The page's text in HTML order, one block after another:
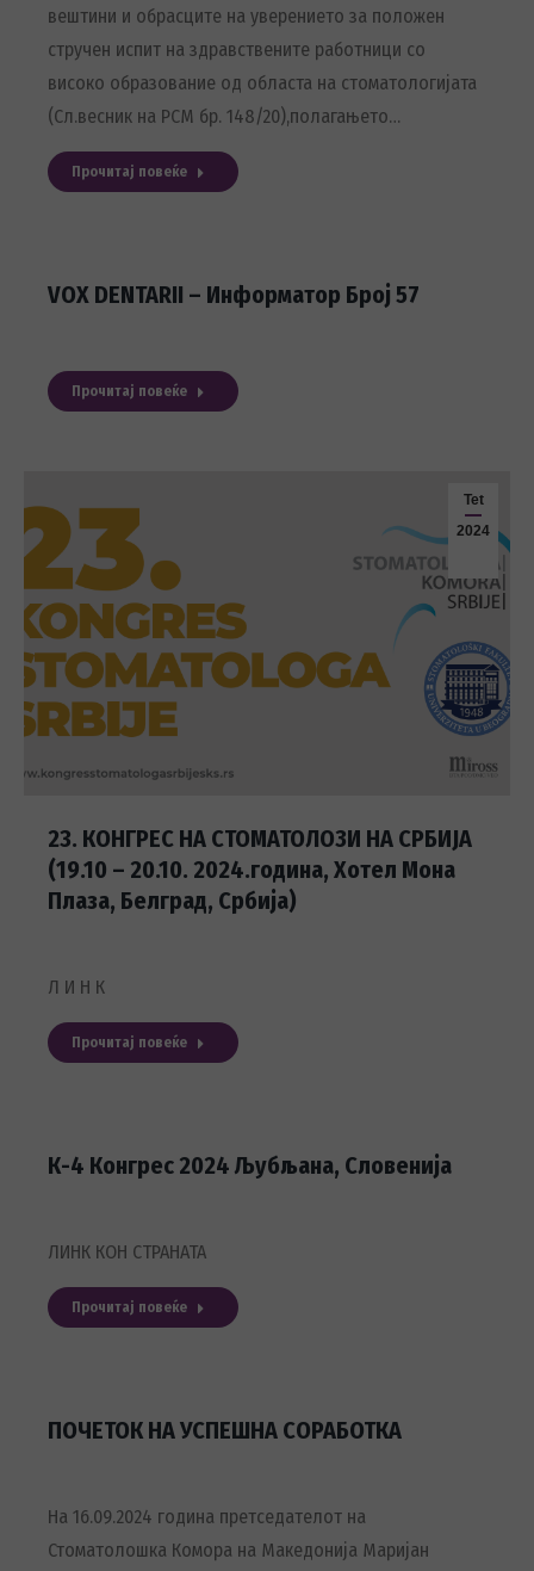
вештини и обрасците на уверението за положен
стручен испит на здравствените работници со
високо образование од областа на стоматологијата
(Сл.весник на РСМ бр. 148/20),полагањето…
Прочитај повеќе
VOX DENTARII – Информатор Број 57
Прочитај повеќе
Tet
2024
23. КОНГРЕС НА СТОМАТОЛОЗИ НА СРБИЈА
(19.10 – 20.10. 2024.година, Хотел Мона
Плаза, Белград, Србија)
Л И Н К
Прочитај повеќе
К-4 Конгрес 2024 Љубљана, Словенија
ЛИНК КОН СТРАНАТА
Прочитај повеќе
ПОЧЕТОК НА УСПЕШНА СОРАБОТКА
На 16.09.2024 година претседателот на
Стоматолошка Комора на Македонија Маријан